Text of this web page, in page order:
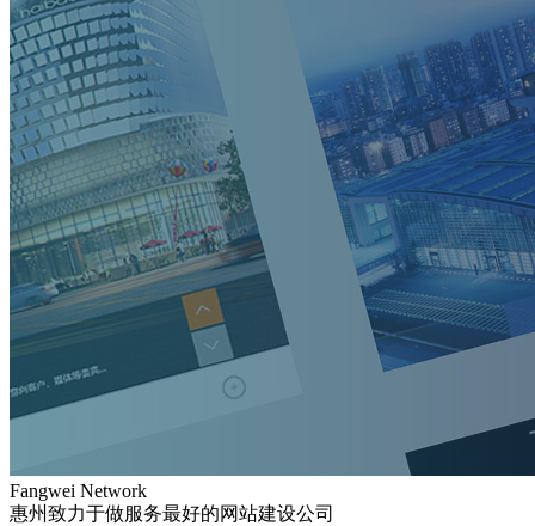
Fangwei Network
惠州致力于做服务最好的网站建设公司